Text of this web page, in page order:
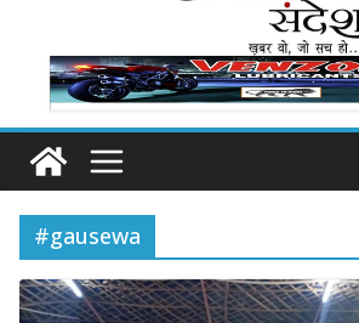
#gausewa